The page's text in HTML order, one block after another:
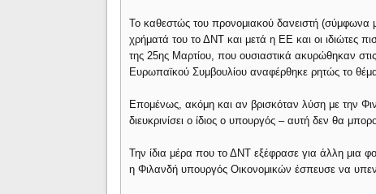
Το καθεστώς του προνομιακού δανειστή (σύμφωνα
χρήματά του το ΔΝΤ και μετά η ΕΕ και οι ιδιώτες
της 25ης Μαρτίου, που ουσιαστικά ακυρώθηκαν
Ευρωπαϊκού Συμβουλίου αναφέρθηκε ρητώς το
Επομένως, ακόμη και αν βρισκόταν λύση με την
διευκρινίσει ο ίδιος ο υπουργός – αυτή δεν θα
Την ίδια μέρα που το ΔΝΤ εξέφρασε για άλλη μια
η Φιλανδή υπουργός Οικονομικών έσπευσε να